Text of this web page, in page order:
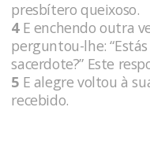
presbítero queixoso.
4E enchendo outra
perguntou-lhe:
sacerdote?” Este
5 E alegre voltou à
recebido.